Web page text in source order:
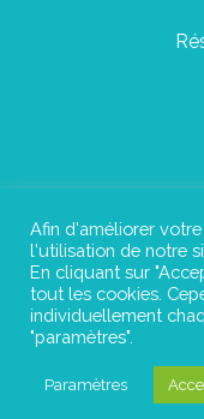
Afin d'améliorer
l'utilisation de notre
En cliquant sur
tout les cookies.
individuellement
"paramètres".
Paramètres